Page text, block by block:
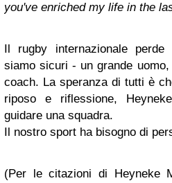
you've enriched my life in the
Il rugby internazionale perde
siamo sicuri - un grande
coach. La speranza di tutti è
riposo e riflessione,
guidare una squadra.
Il nostro sport ha bisogno di
(Per le citazioni di Heyneke